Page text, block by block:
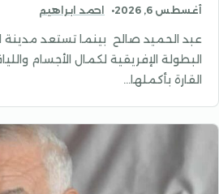
أغسطس 6, 2026 احمد ابراهيم
عبد الحميد صالح بينما تستعد مدينة
البطولة الإفريقية لكمال الأجسام
القارة بأكملها…